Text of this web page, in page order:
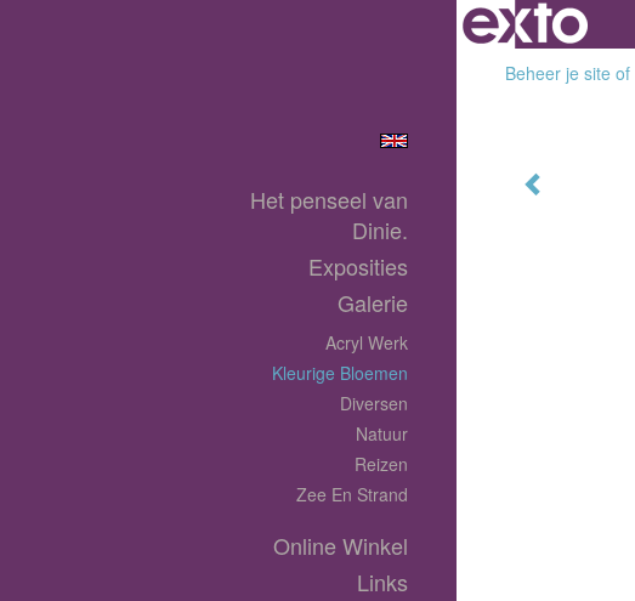
Beheer je site of
Het penseel van
Dinie.
Exposities
Galerie
Acryl Werk
Kleurige Bloemen
Diversen
Natuur
Reizen
Zee En Strand
Online Winkel
Links